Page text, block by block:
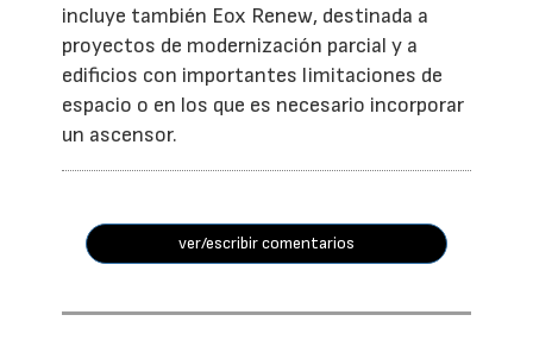
incluye también Eox Renew, destinada a
proyectos de modernización parcial y a
edificios con importantes limitaciones de
espacio o en los que es necesario incorporar
un ascensor.
ver/escribir comentarios